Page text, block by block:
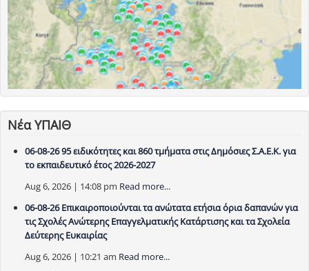
Νέα ΥΠΑΙΘ
06-08-26 95 ειδικότητες και 860 τμήματα στις Δημόσιες Σ.Α.Ε.Κ. για
το εκπαιδευτικό έτος 2026-2027
Aug 6, 2026 | 14:08 pm Read more...
06-08-26 Επικαιροποιούνται τα ανώτατα ετήσια όρια δαπανών για
τις Σχολές Ανώτερης Επαγγελματικής Κατάρτισης και τα Σχολεία
Δεύτερης Ευκαιρίας
Aug 6, 2026 | 10:21 am Read more...